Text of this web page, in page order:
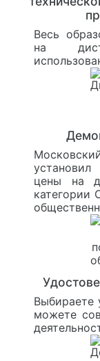
Весь
на
цены на
категории
Выбираете
можете